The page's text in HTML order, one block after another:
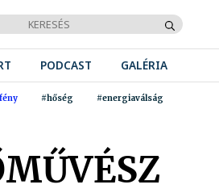
PODCAST GALÉRIA
#hőség #energiaválság